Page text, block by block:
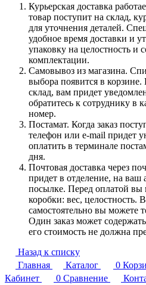
Курьерская доставка
товар поступит на склад,
для уточнения деталей.
удобное время доставки и
упаковку на целостность и
комплектации.
Самовывоз из магазина.
выбора появится в корзине.
склад, вам придет
обратитесь к сотруднику в
номер.
Постамат. Когда заказ
телефон или e-mail придет
оплатить в терминале
дня.
Почтовая доставка через
придет в отделение, на ваш
посылке. Перед оплатой вы
коробки: вес, целостность.
самостоятельно вы можете
Один заказ может
его стоимость не должна
Назад к списку
Главная
Каталог 0
Кабинет
0 Сравнение